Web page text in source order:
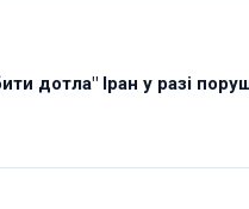
дотла" Іран у разі